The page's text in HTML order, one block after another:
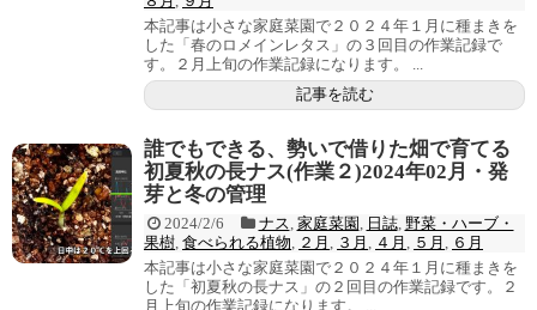
本記事は小さな家庭菜園で２０２４年１月に種まきを
した「春のロメインレタス」の３回目の作業記録で
す。２月上旬の作業記録になります。 ...
記事を読む
誰でもできる、勢いで借りた畑で育てる
初夏秋の長ナス(作業２)2024年02月・発
芽と冬の管理
2024/2/6 ナス 家庭菜園 日誌, 野菜・ハーブ・
果樹 食べられる植物 ２月 ３月 ４月 ５月
６月
本記事は小さな家庭菜園で２０２４年１月に種まきを
した「初夏秋の長ナス」の２回目の作業記録です。２
月上旬の作業記録になります。 ...